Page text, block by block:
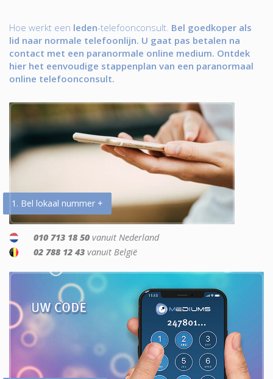
Hoe werkt een leden-telefoonconsult. Bel goedkoper als
lid naar normale telefoonlijn. U gaat pas betalen na
contact met een paranormale online medium. Ontdek
hier het eenvoudige stappenplan van een paranormaal
online telefoonconsult.
1. Bel lokaal nummer +
010 713 18 50 vanuit Nederland
02 788 12 43 vanuit België